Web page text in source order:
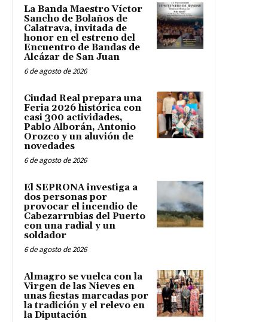
La Banda Maestro Víctor
Sancho de Bolaños de
Calatrava, invitada de
honor en el estreno del
Encuentro de Bandas de
Alcázar de San Juan
6 de agosto de 2026
Ciudad Real prepara una
Feria 2026 histórica con
casi 300 actividades,
Pablo Alborán, Antonio
Orozco y un aluvión de
novedades
6 de agosto de 2026
El SEPRONA investiga a
dos personas por
provocar el incendio de
Cabezarrubias del Puerto
con una radial y un
soldador
6 de agosto de 2026
Almagro se vuelca con la
Virgen de las Nieves en
unas fiestas marcadas por
la tradición y el relevo en
la Diputación